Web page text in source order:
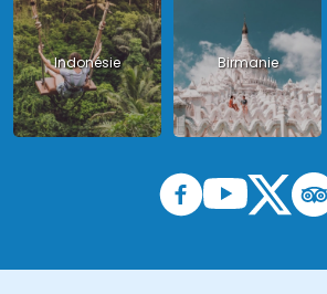
Indonésie Birmanie